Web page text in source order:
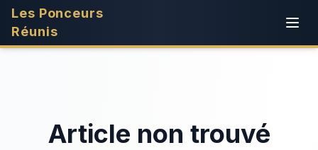
Les Ponceurs
Réunis
Article non trouvé